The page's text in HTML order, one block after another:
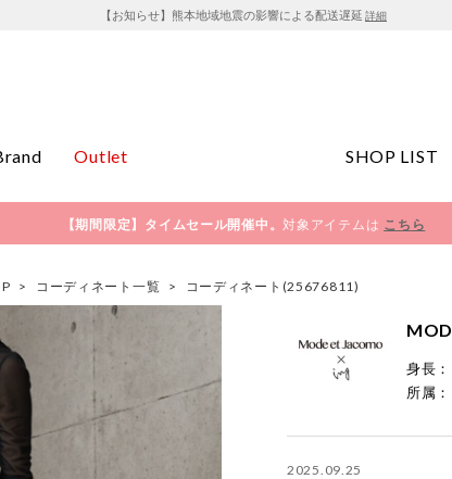
【お知らせ】熊本地域地震の影響による配送遅延 詳細
Outlet SHOP LIST
【期間限定】タイムセール開催中。対象アイテムは こちら
> コーディネート一覧 > コーディネート(25676811)
身長：
所属：
2025.09.25